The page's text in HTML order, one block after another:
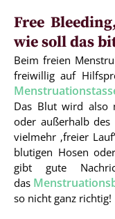
Free
wie soll das
Beim freien
freiwillig auf
Das Blut wird also
oder außerhalb
vielmehr ‚freier
blutigen Hosen
gibt gute
das
so nicht ganz richtig!